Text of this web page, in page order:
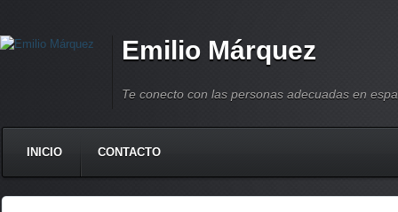
Emilio Márquez
Te conecto con las personas adecuadas en
INICIO CONTACTO